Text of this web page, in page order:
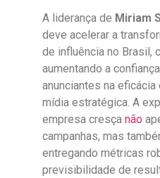
A liderança de Miriam
deve acelerar a
de influência no Brasil,
aumentando a
anunciantes na
mídia estratégica. A
empresa cresça não
campanhas, mas
entregando métricas
previsibilidade de